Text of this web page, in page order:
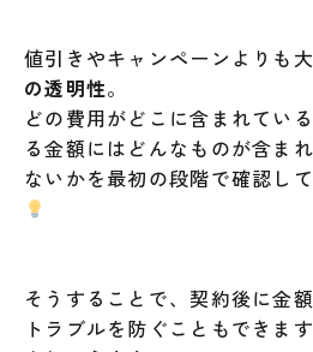
値引きやキャンペーンよりも
の透明性。
どの費用がどこに含まれてい
る金額にはどんなものが含ま
ないかを最初の段階で確認し
そうすることで、契約後に金
トラブルを防ぐこともできま